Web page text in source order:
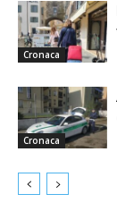
Cronaca
Cronaca